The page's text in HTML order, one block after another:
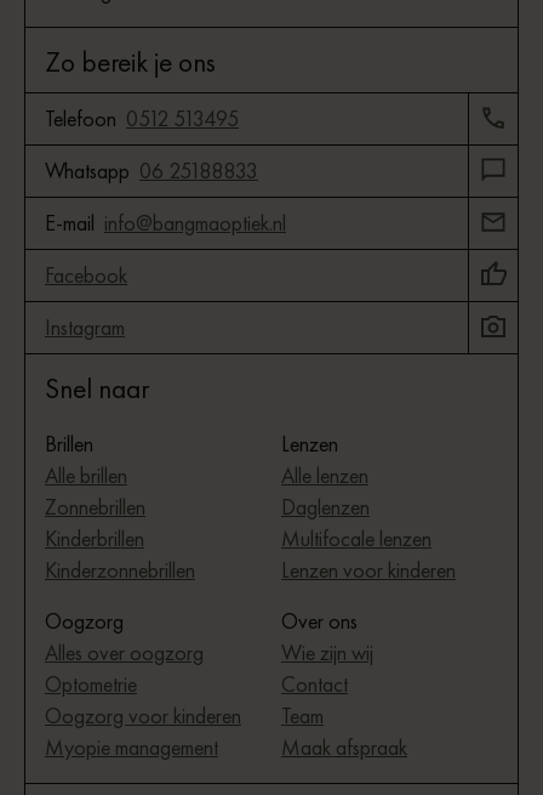
Zo bereik je ons
Telefoon 0512 513495
Whatsapp 06 25188833
E-mail info@bangmaoptiek.nl
Facebook
Instagram
Snel naar
Brillen
Alle brillen
Zonnebrillen
Kinderbrillen
Kinderzonnebrillen
Lenzen
Alle lenzen
Daglenzen
Multifocale lenzen
Lenzen voor kinderen
Oogzorg
Alles over oogzorg
Optometrie
Oogzorg voor kinderen
Myopie management
Over ons
Wie zijn wij
Contact
Team
Maak afspraak